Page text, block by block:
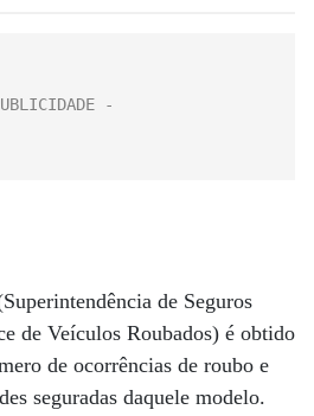
de Seguros
de Veículos Roubados) é obtido
de ocorrências de roubo e
seguradas daquele modelo.